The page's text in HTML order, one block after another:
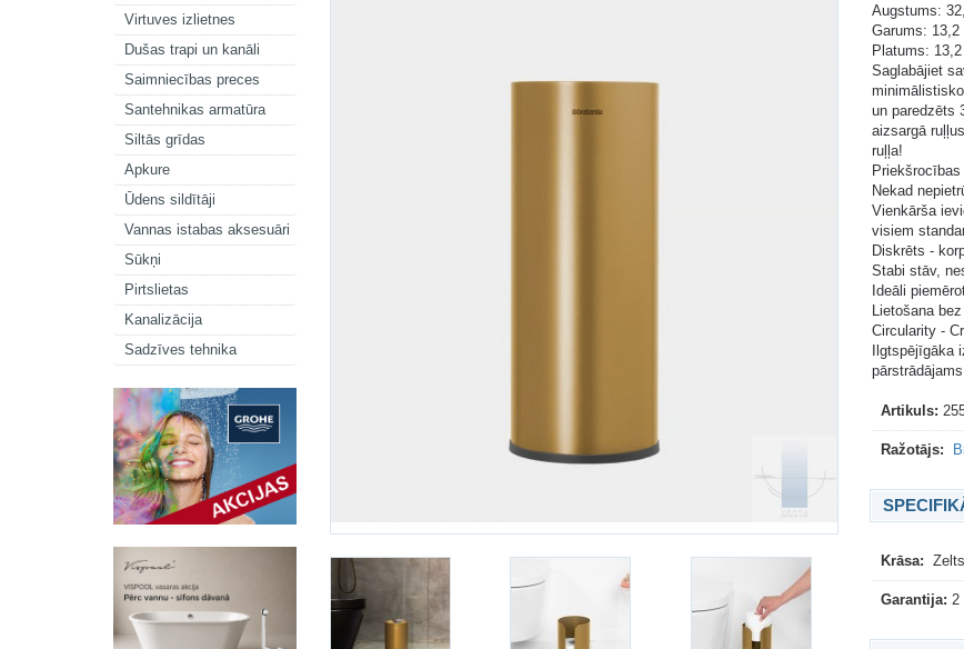
Virtuves izlietnes
Dušas trapi un kanāli
Saimniecības preces
Santehnikas armatūra
Siltās grīdas
Apkure
Ūdens sildītāji
Vannas istabas aksesuāri
Sūkņi
Pirtslietas
Kanalizācija
Sadzīves tehnika
Augstums:
Garums: 13,2
Platums:
Saglabājiet
un paredzēts
aizsargā
ruļļa!
Nekad
Vienkārša
visiem
Diskrēts -
Stabi stāv,
Ideāli
Lietošana
Circularity -
Artikuls:
Ražotājs:
Krāsa: Zelts
Garantija: 2